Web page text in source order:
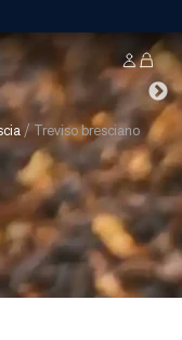
/Treviso bresciano